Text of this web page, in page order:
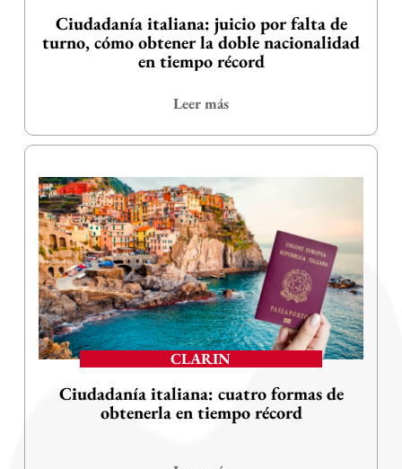
Ciudadanía italiana: juicio por falta de
turno, cómo obtener la doble nacionalidad
en tiempo récord
Leer más
CLARIN
Ciudadanía italiana: cuatro formas de
obtenerla en tiempo récord